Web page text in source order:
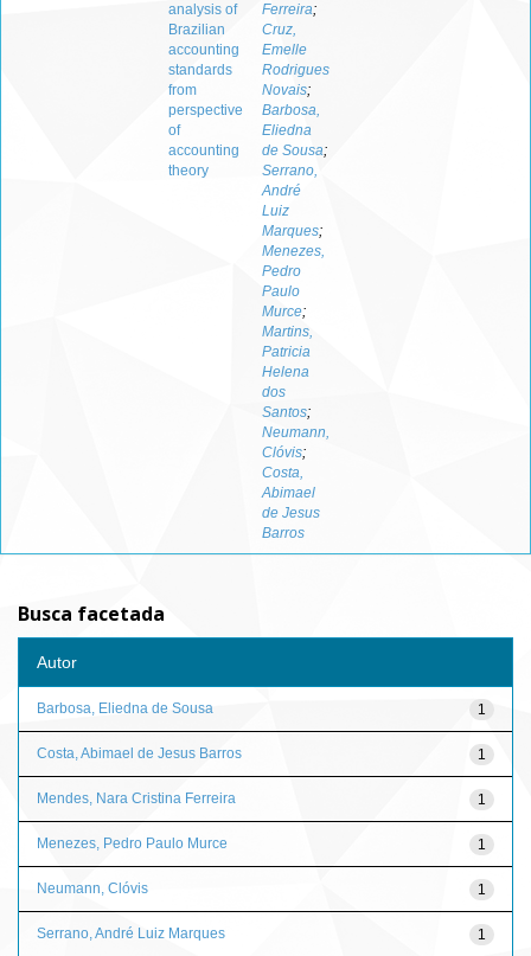
analysis of
Brazilian
accounting
standards
from
perspective
of
accounting
theory
Ferreira;
Cruz,
Emelle
Rodrigues
Novais;
Barbosa,
Eliedna
de Sousa;
Serrano,
André
Luiz
Marques;
Menezes,
Pedro
Paulo
Murce;
Martins,
Patricia
Helena
dos
Santos;
Neumann,
Clóvis;
Costa,
Abimael
de Jesus
Barros
Busca facetada
Autor
1
Barbosa, Eliedna de Sousa
1
Costa, Abimael de Jesus Barros
1
Mendes, Nara Cristina Ferreira
1
Menezes, Pedro Paulo Murce
1
Neumann, Clóvis
1
Serrano, André Luiz Marques